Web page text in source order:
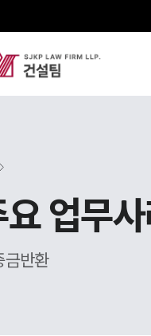
업무사
금반환